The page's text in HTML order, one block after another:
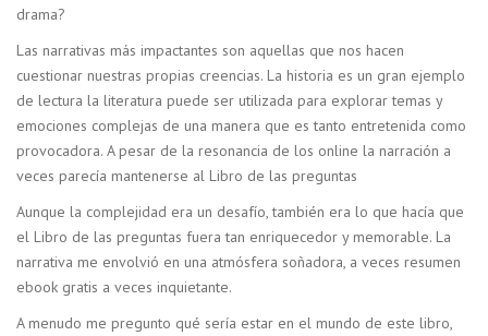
drama?
Las narrativas más impactantes son aquellas que nos hacen
cuestionar nuestras propias creencias. La historia es un gran ejemplo
de lectura la literatura puede ser utilizada para explorar temas y
emociones complejas de una manera que es tanto entretenida como
provocadora. A pesar de la resonancia de los online la narración a
veces parecía mantenerse al Libro de las preguntas
Aunque la complejidad era un desafío, también era lo que hacía que
el Libro de las preguntas fuera tan enriquecedor y memorable. La
narrativa me envolvió en una atmósfera soñadora, a veces resumen
ebook gratis a veces inquietante.
A menudo me pregunto qué sería estar en el mundo de este libro,